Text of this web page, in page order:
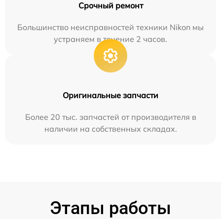
Срочный ремонт
Большинство неисправностей техники Nikon мы
устраняем в течение 2 часов.
Оригинальные запчасти
Более 20 тыс. запчастей от производителя в
наличии на собственных складах.
Этапы работы